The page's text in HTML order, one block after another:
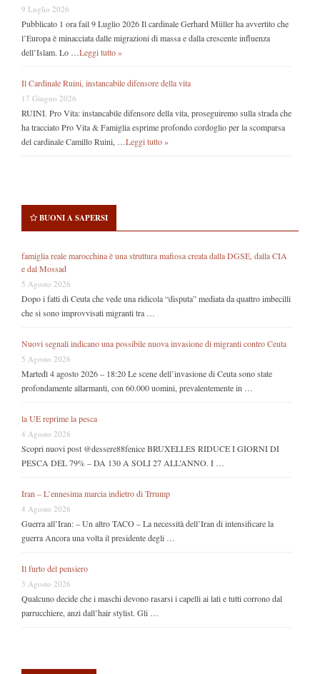
9 Luglio 2026
Pubblicato 1 ora fail 9 Luglio 2026 Il cardinale Gerhard Müller ha avvertito che
l’Europa è minacciata dalle migrazioni di massa e dalla crescente influenza
dell’Islam. Lo … Leggi tutto »
Il Cardinale Ruini, instancabile difensore della vita
17 Giugno 2026
RUINI. Pro Vita: instancabile difensore della vita, proseguiremo sulla strada che
ha tracciato Pro Vita & Famiglia esprime profondo cordoglio per la scomparsa
del cardinale Camillo Ruini, … Leggi tutto »
BUONI A SAPERSI
famiglia reale marocchina è una struttura mafiosa creata dalla DGSE, dalla CIA
e dal Mossad
5 Agosto 2026
Dopo i fatti di Ceuta che vede una ridicola “disputa” mediata da quattro imbecilli
che si sono improvvisati migranti tra …
Nuovi segnali indicano una possibile nuova invasione di migranti contro Ceuta
5 Agosto 2026
Martedì 4 agosto 2026 – 18:20 Le scene dell’invasione di Ceuta sono state
profondamente allarmanti, con 60.000 uomini, prevalentemente in …
la UE reprime la pesca
4 Agosto 2026
Scopri nuovi post @dessere88fenice BRUXELLES RIDUCE I GIORNI DI
PESCA DEL 79% – DA 130 A SOLI 27 ALL’ANNO. I …
Iran – L’ennesima marcia indietro di Trrump
4 Agosto 2026
Guerra all’Iran: – Un altro TACO – La necessità dell’Iran di intensificare la
guerra Ancora una volta il presidente degli …
Il furto del pensiero
3 Agosto 2026
Qualcuno decide che i maschi devono rasarsi i capelli ai lati e tutti corrono dal
parrucchiere, anzi dall’hair stylist. Gli …